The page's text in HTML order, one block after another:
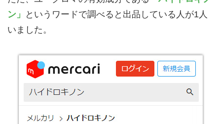
ン」
というワードで調べると出品している人が1人
いました。